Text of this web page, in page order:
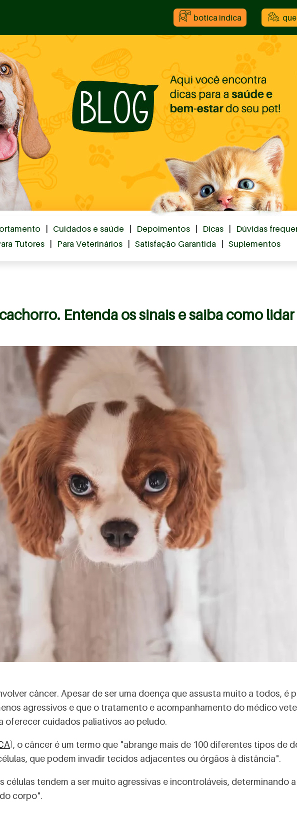
botica indica
Cuidados e saúde Depoimentos Dicas Dúvidas
Tutores Para Veterinários Satisfação Garantida Suplementos
Entenda os sinais e saiba como lidar
câncer. Apesar de ser uma doença que assusta muito a todos, é
agressivos e que o tratamento e acompanhamento do médico
oferecer cuidados paliativos ao peludo.
), o câncer é um termo que "abrange mais de 100 diferentes tipos de
que podem invadir tecidos adjacentes ou órgãos à distância".
células tendem a ser muito agressivas e incontroláveis, determinando
corpo".